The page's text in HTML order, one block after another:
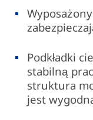
Podkładki
stabilną
struktura
jest